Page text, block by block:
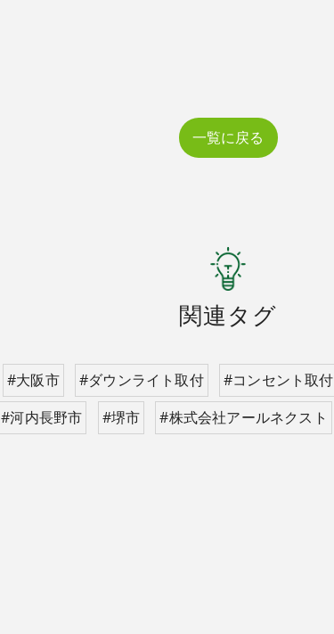
一覧に戻る
関連タグ
#大阪市 #ダウンライト取付 #コンセント取付
#河内長野市
#堺市 #株式会社アールネクスト